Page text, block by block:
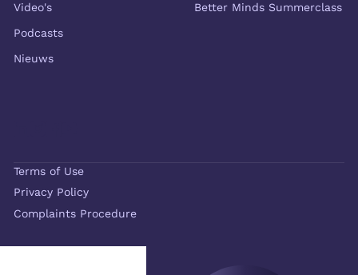
Video's
Podcasts
Nieuws
Better Minds Summerclass
Terms of Use
Privacy Policy
Complaints Procedure